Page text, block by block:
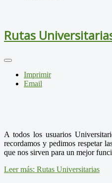
Rutas
Imprimir
Email
A todos los usuarios
recordamos y pedimos respetar
que nos sirven para un mejor
Leer más: Rutas Universitarias